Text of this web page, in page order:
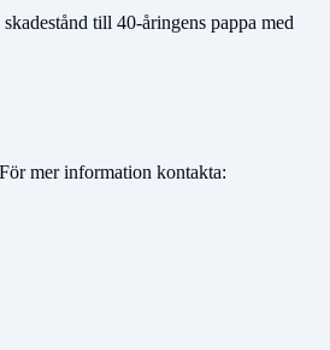
till 40-åringens pappa med
mer information kontakta: